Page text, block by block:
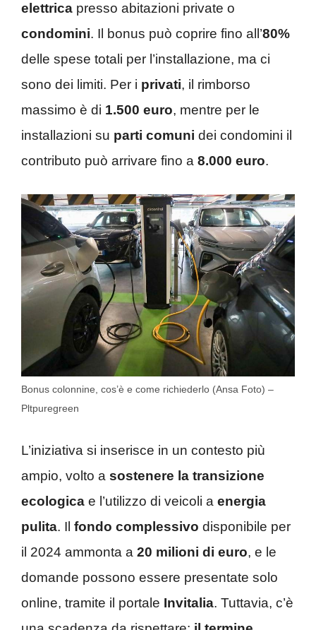
elettrica presso abitazioni private o
condomini. Il bonus può coprire fino all’80%
delle spese totali per l’installazione, ma ci
sono dei limiti. Per i privati, il rimborso
massimo è di 1.500 euro, mentre per le
installazioni su parti comuni dei condomini il
contributo può arrivare fino a 8.000 euro.
Bonus colonnine, cos’è e come richiederlo (Ansa Foto) –
Pltpuregreen
L’iniziativa si inserisce in un contesto più
ampio, volto a sostenere la transizione
ecologica e l’utilizzo di veicoli a energia
pulita. Il fondo complessivo disponibile per
il 2024 ammonta a 20 milioni di euro, e le
domande possono essere presentate solo
online, tramite il portale Invitalia. Tuttavia, c’è